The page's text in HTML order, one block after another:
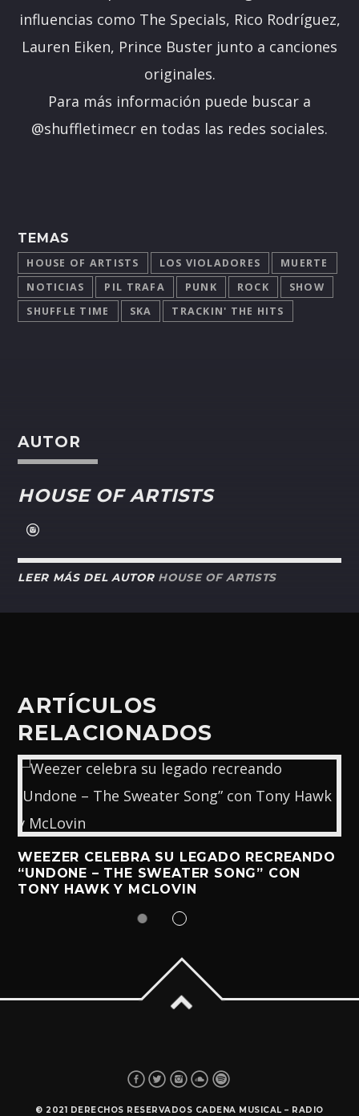
influencias como The Specials, Rico Rodríguez,
Lauren Eiken, Prince Buster junto a canciones
originales.
Para más información puede buscar a
@shuffletimecr en todas las redes sociales.
TEMAS
HOUSE OF ARTISTS LOS VIOLADORES
MUERTE
NOTICIAS
PIL TRAFA PUNK ROCK
SHOW
SHUFFLE TIME
SKA TRACKIN' THE HITS
AUTOR
HOUSE OF ARTISTS
LEER MÁS DEL AUTOR HOUSE OF ARTISTS
ARTÍCULOS
RELACIONADOS
WEEZER CELEBRA SU LEGADO RECREANDO
“UNDONE – THE SWEATER SONG” CON
TONY HAWK Y MCLOVIN
© 2021 DERECHOS RESERVADOS CADENA MUSICAL – RADIO